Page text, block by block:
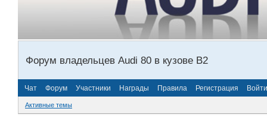
Форум владельцев Audi 80 в кузове В2
Чат Форум Участники Награды Правила Регистрация Войти
Активные темы